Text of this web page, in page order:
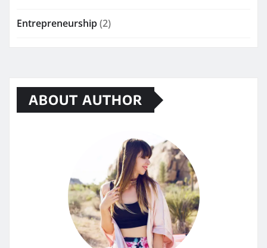
Entrepreneurship(2)
ABOUT AUTHOR